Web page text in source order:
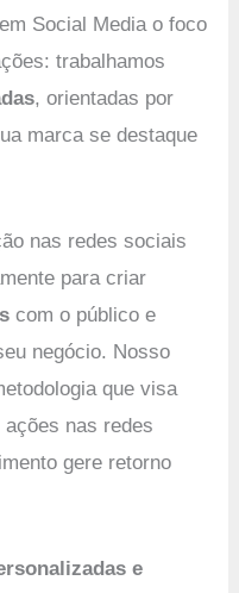
Social Media o foco
trabalhamos
, orientadas por
marca se destaque
nas redes sociais
para criar
com o público e
negócio. Nosso
que visa
nas redes
gere retorno
e